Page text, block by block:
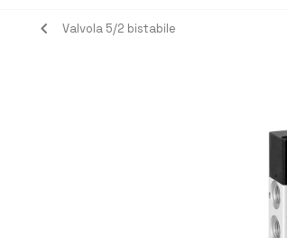
navigate_before Valvola 5/2 bistabile